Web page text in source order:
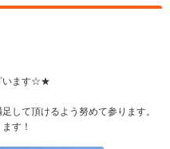
います☆★
して頂けるよう努めて参ります。
す！